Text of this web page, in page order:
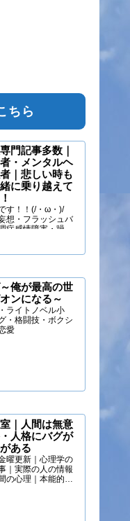
ちら
門記事多数｜
・メンタルヘ
｜悲しい時も
に乗り越えて
す！！(/・ω・)/
想・フラッシュバ
症感情障害・躁う
俺が最高の世
ンになる～
ライトノベル小
・格闘技・ボクシ
愛
｜人間は無意
人格にバグが
ある
曜更新｜心理学の
｜実際の人の情報
の心理｜本能的心